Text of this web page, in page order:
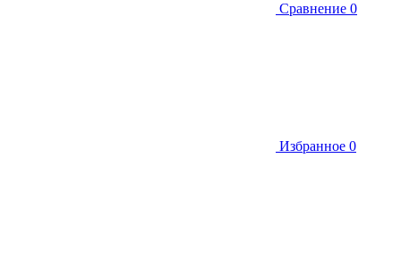
Сравнение 0
Избранное 0